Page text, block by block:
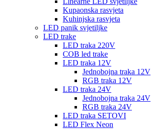
Kupaonska rasvjeta
Kuhinjska rasvjeta
LED panik svjetiljke
LED trake
LED traka 220V
COB led trake
LED traka 12V
Jednobojna traka 12V
RGB traka 12V
LED traka 24V
Jednobojna traka 24V
RGB traka 24V
LED traka SETOVI
LED Flex Neon